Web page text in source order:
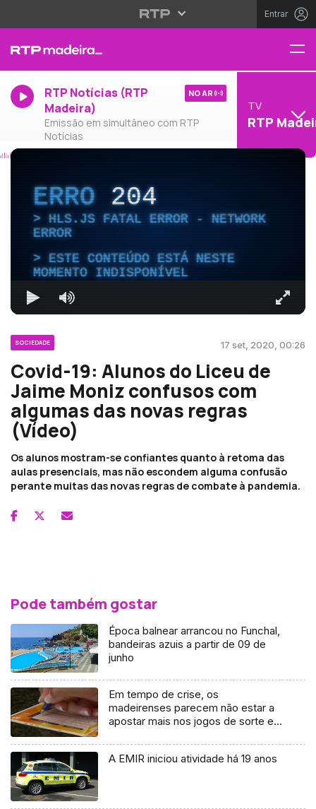
Entrar
RTP Notícias (RTP
Madeira)
Emissão em simultâneo com RTP
Notícias
NO AR
TV
RTP
ERRO204
HLS.JS FATAL ERROR - NETWORK
ERROR
ESTE CONTEÚDO ESTÁ NESTE
MOMENTO INDISPONÍVEL
SOCIEDADE 17 set, 2020, 00:26
Covid-19: Alunos do Liceu de
Jaime Moniz confusos com
algumas das novas regras
(Vídeo)
Os alunos mostram-se confiantes quanto à retoma das
aulas presenciais, mas não escondem alguma confusão
perante muitas das novas regras de combate à pandemia.
Pode também gostar
Época balnear arrancou no Funchal,
bandeiras azuis a partir de 09 de
junho
Em tempo de crise, os
madeirenses parecem não estar a
apostar mais nos jogos de sorte e
A EMIR iniciou atividade há 19 anos